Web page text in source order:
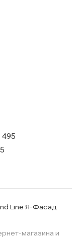
Line Я-Фасад
магазина и